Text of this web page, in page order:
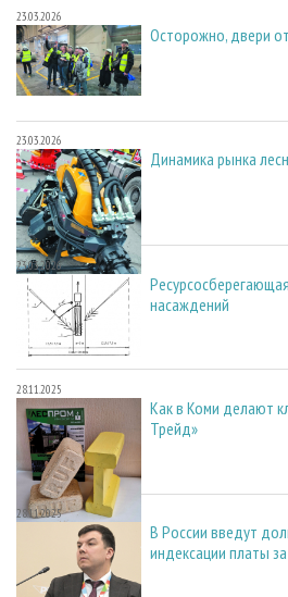
23.03.2026
Осторожно, двери
23.03.2026
Динамика рынка
23.03.2026
насаждений
28.11.2025
Как в Коми делают
Трейд»
28.11.2025
В России введут
индексации платы